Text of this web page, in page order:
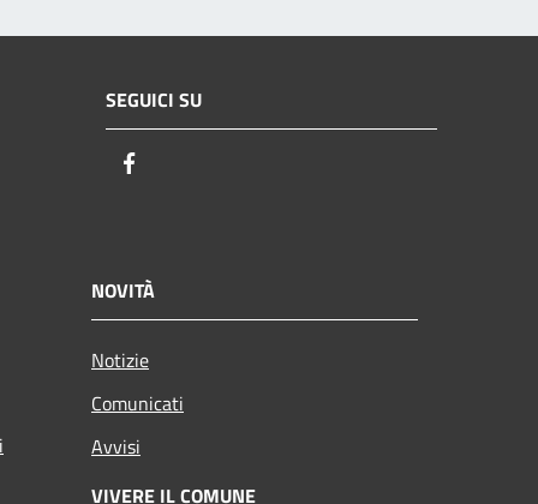
SEGUICI SU
NOVITÀ
Notizie
Comunicati
Avvisi
VIVERE IL COMUNE